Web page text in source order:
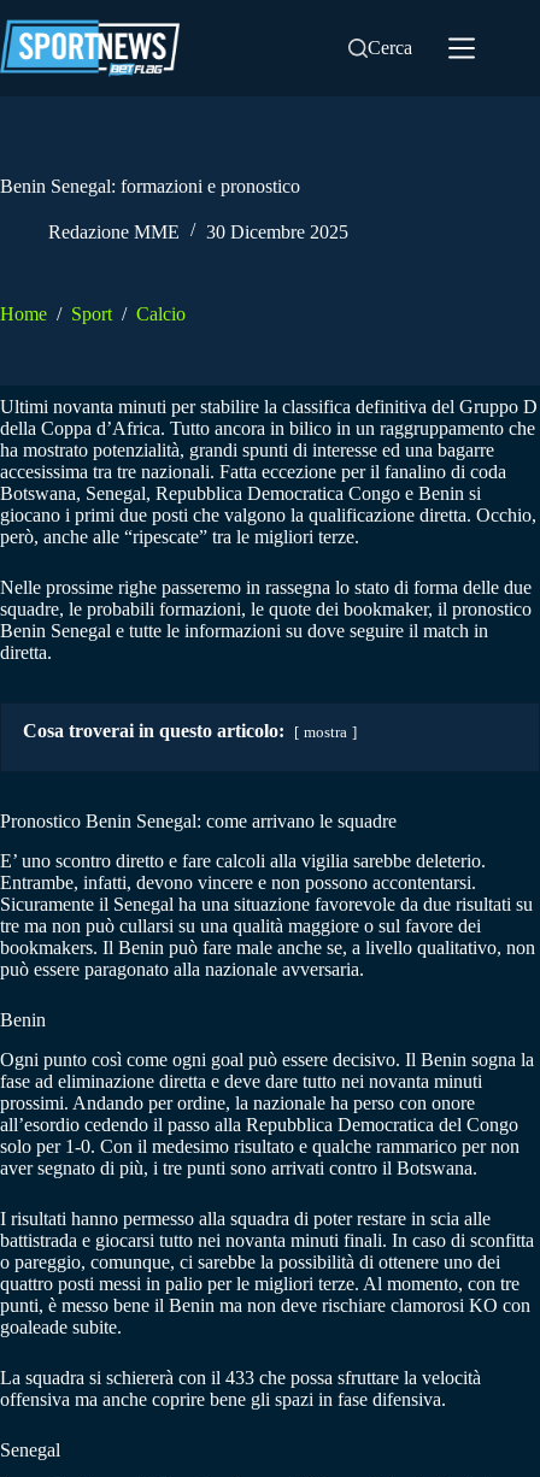
al
contenuto
Cerca
Benin Senegal: formazioni e pronostico
Redazione MME 30 Dicembre 2025
Home / Sport / Calcio
Ultimi novanta minuti per stabilire la classifica definitiva del Gruppo D
della Coppa d’Africa. Tutto ancora in bilico in un raggruppamento che
ha mostrato potenzialità, grandi spunti di interesse ed una bagarre
accesissima tra tre nazionali. Fatta eccezione per il fanalino di coda
Botswana, Senegal, Repubblica Democratica Congo e Benin si
giocano i primi due posti che valgono la qualificazione diretta. Occhio,
però, anche alle “ripescate” tra le migliori terze.
Nelle prossime righe passeremo in rassegna lo stato di forma delle due
squadre, le probabili formazioni, le quote dei bookmaker, il pronostico
Benin Senegal e tutte le informazioni su dove seguire il match in
diretta.
Cosa troverai in questo articolo: mostra
Pronostico Benin Senegal: come arrivano le squadre
E’ uno scontro diretto e fare calcoli alla vigilia sarebbe deleterio.
Entrambe, infatti, devono vincere e non possono accontentarsi.
Sicuramente il Senegal ha una situazione favorevole da due risultati su
tre ma non può cullarsi su una qualità maggiore o sul favore dei
bookmakers. Il Benin può fare male anche se, a livello qualitativo, non
può essere paragonato alla nazionale avversaria.
Benin
Ogni punto così come ogni goal può essere decisivo. Il Benin sogna la
fase ad eliminazione diretta e deve dare tutto nei novanta minuti
prossimi. Andando per ordine, la nazionale ha perso con onore
all’esordio cedendo il passo alla Repubblica Democratica del Congo
solo per 1-0. Con il medesimo risultato e qualche rammarico per non
aver segnato di più, i tre punti sono arrivati contro il Botswana.
I risultati hanno permesso alla squadra di poter restare in scia alle
battistrada e giocarsi tutto nei novanta minuti finali. In caso di sconfitta
o pareggio, comunque, ci sarebbe la possibilità di ottenere uno dei
quattro posti messi in palio per le migliori terze. Al momento, con tre
punti, è messo bene il Benin ma non deve rischiare clamorosi KO con
goaleade subite.
La squadra si schiererà con il 433 che possa sfruttare la velocità
offensiva ma anche coprire bene gli spazi in fase difensiva.
Senegal